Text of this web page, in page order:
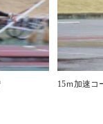
15ｍ加速コ